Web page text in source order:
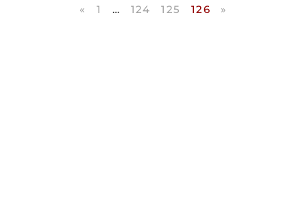
« 1 … 124 125 126 »